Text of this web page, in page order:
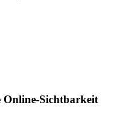
Online-Sichtbarkeit